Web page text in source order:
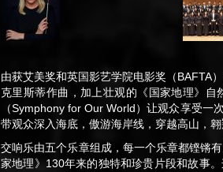
由获艾美奖和英国影艺学院电影奖（BAFTA
克里斯蒂作曲，加上壮观的《国家地理》自
（Symphony for Our World）让观众享受一
带观众深入海底，傲游海岸线，穿越高山，翱
交响乐由五个乐章组成，每一个乐章都铿锵
家地理》130年来的独特和珍贵片段和故事